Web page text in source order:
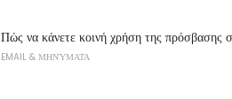
Πώς να κάνετε κοινή χρήση της
EMAIL & ΜΗΝΎΜΑΤΑ